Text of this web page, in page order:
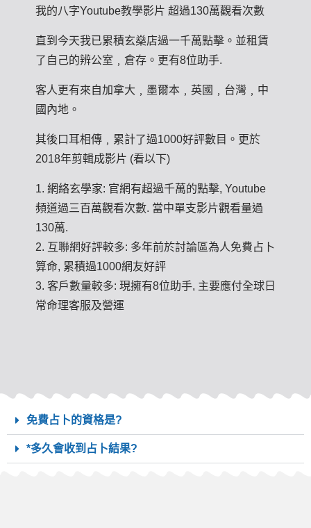
我的八字Youtube教學影片 超過130萬觀看次數
直到今天我已累積玄燊店過一千萬點擊。並租賃
了自己的辨公室﹐倉存。更有8位助手.
客人更有來自加拿大﹐墨爾本﹐英國﹐台灣﹐中
國內地。
其後口耳相傳﹐累計了過1000好評數目。更於
2018年剪輯成影片 (看以下)
1. 網絡玄學家: 官網有超過千萬的點擊, Youtube
頻道過三百萬觀看次數. 當中單支影片觀看量過
130萬.
2. 互聯網好評較多: 多年前於討論區為人免費占卜
算命, 累積過1000網友好評
3. 客戶數量較多: 現擁有8位助手, 主要應付全球日
常命理客服及營運
免費占卜的資格是?
*多久會收到占卜結果?